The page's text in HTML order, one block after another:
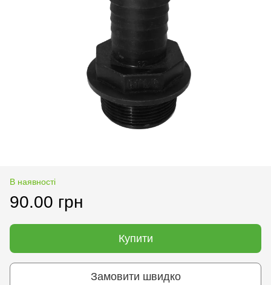
В наявності
90.00 грн
Купити
Замовити швидко